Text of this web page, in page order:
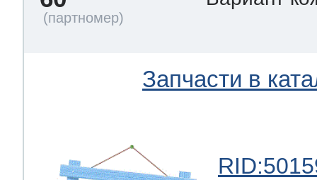
Запчасти в